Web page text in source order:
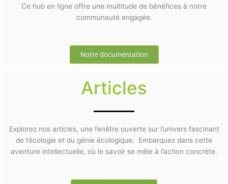
Ce hub en ligne offre une multitude de bénéfices à notre
communauté engagée.
Notre documentation
Articles
Explorez nos articles, une fenêtre ouverte sur l’univers fascinant
de l’écologie et du génie écologique. Embarquez dans cette
aventure intellectuelle, où le savoir se mêle à l’action concrète.